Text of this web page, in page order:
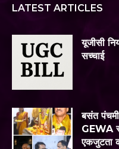
LATEST ARTICLES
यूजीसी
सच्चाई
बसंत
GEWA
एकजुटता